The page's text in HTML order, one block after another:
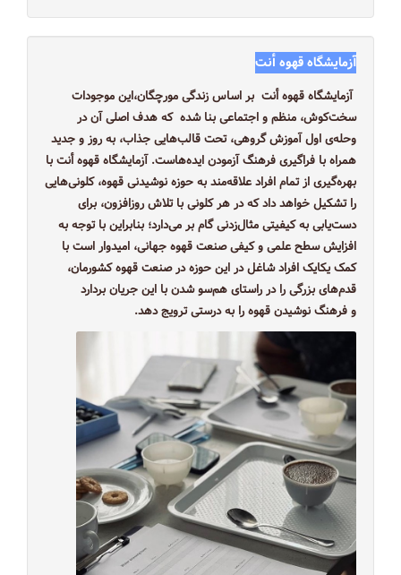
آزمایشگاه قهوه أنت بر اساس زندگی مورچگان،این موجودات
سخت‌کوش، منظم و اجتماعی بنا شده که هدف اصلی آن در
وحله‌ی اول آموزش گروهی، تحت قالب‌هایی جذاب، به روز و جدید
همراه با فراگیری فرهنگ آزمودن ایده‌هاست. آزمایشگاه قهوه أنت با
بهره‌گیری از تمام افراد علاقه‌مند به حوزه نوشیدنی قهوه، کلونی‌هایی
را تشکیل خواهد داد که در هر کلونی با تلاش روزافزون، برای
دست‌یابی به کیفیتی مثال‌زدنی گام بر می‌دارد؛ بنابراین با توجه به
افزایش سطح علمی و کیفی صنعت قهوه جهانی، امیدوار است با
کمک یکایک افراد شاغل در این حوزه در صنعت قهوه کشورمان،
قدم‌های بزرگی را در راستای هم‌سو شدن با این جریان بردارد
و فرهنگ نوشیدن قهوه را به درستی ترویج دهد.